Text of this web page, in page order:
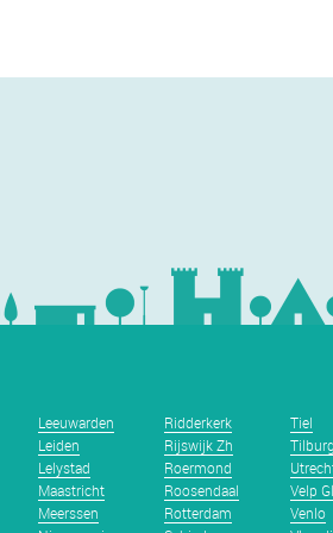
Leeuwarden
Leiden
Lelystad
Maastricht
Meerssen
Ridderkerk
Rijswijk Zh
Roermond
Roosendaal
Rotterdam
Tiel
Tilburg
Velp
Venlo